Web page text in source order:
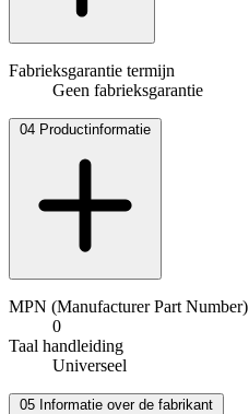
Fabrieksgarantie termijn
Geen fabrieksgarantie
04 Productinformatie
MPN (Manufacturer Part Number)
0
Taal handleiding
Universeel
05 Informatie over de fabrikant